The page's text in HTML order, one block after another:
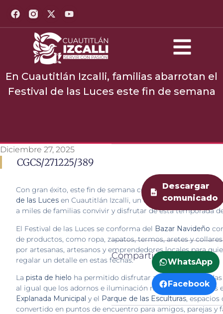
En Cuautitlán Izcalli, familias abarrotan el
Festival de las Luces este fin de semana
Diciembre 27, 2025
CGCS/271225/389
Con gran éxito, este fin de semana continúa
de las Luces en Cuautitlán Izcalli, un evento gratuito que
a miles de familias convivir y disfrutar de esta temporada
El Festival de las Luces se conforma del Bazar Navideño
de productos, como ropa, zapatos, termos, aretes y
por artesanas, artesanos y emprendedores locales para
regalar un detalle en estas fechas.
La pista de hielo ha permitido disfrutar a personas de todas
al igual que los adornos e iluminación navideña instalados
Explanada Municipal y el Parque de las Esculturas, espacios
convertido en puntos de encuentro para amigos, parejas y
Descargar
comunicado
Compartir:
WhatsApp
Facebook